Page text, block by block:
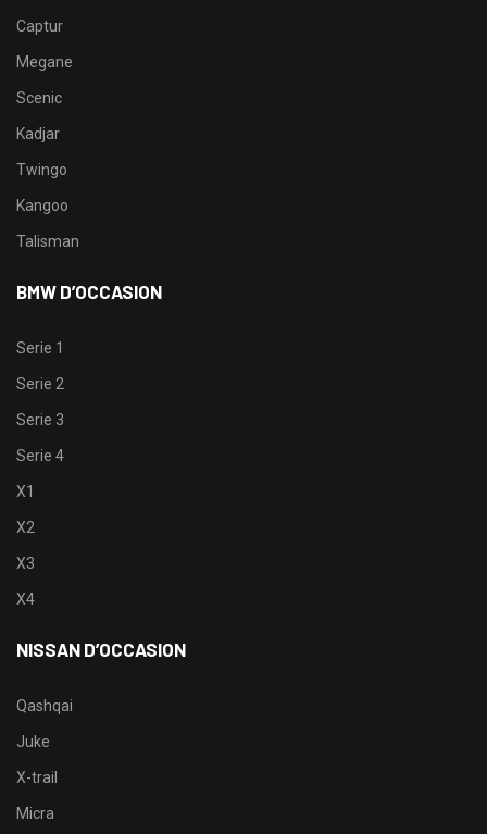
Captur
Megane
Scenic
Kadjar
Twingo
Kangoo
Talisman
BMW D’OCCASION
Serie 1
Serie 2
Serie 3
Serie 4
X1
X2
X3
X4
NISSAN D’OCCASION
Qashqai
Juke
X-trail
Micra